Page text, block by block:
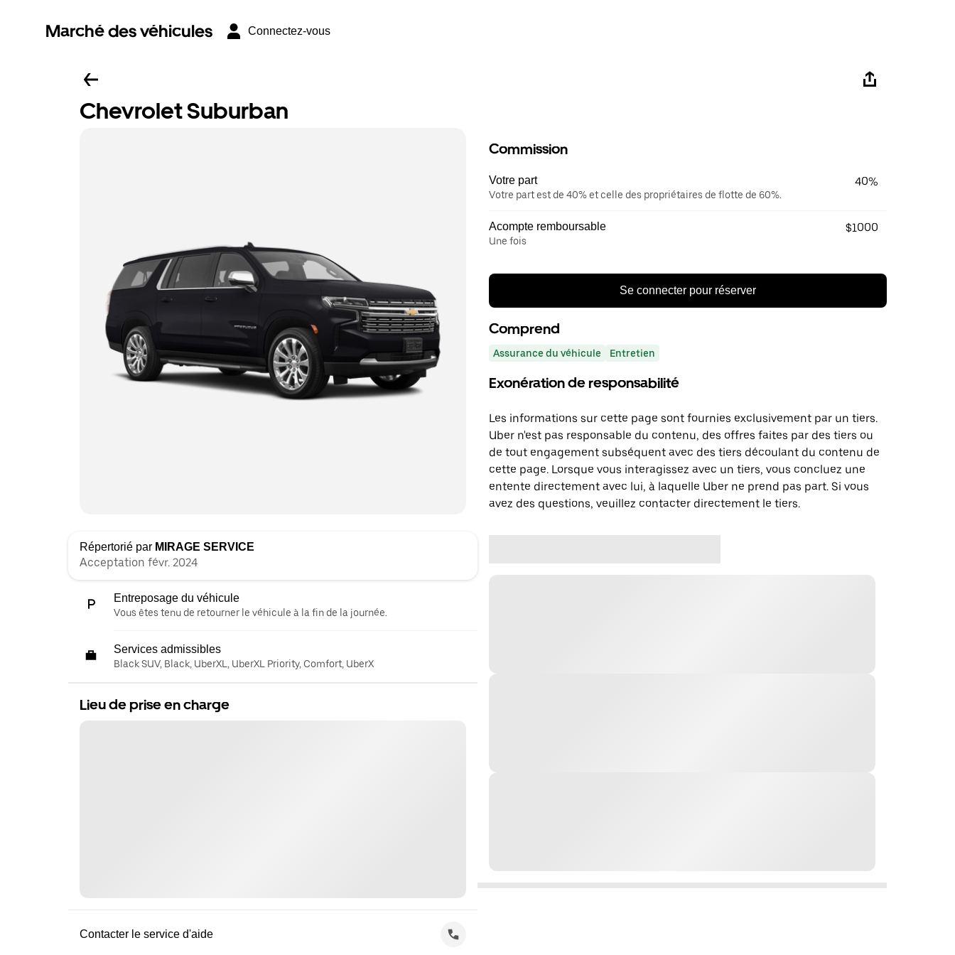
Marché des véhicules Connectez-vous
Chevrolet Suburban
Répertorié par MIRAGE SERVICE
Acceptation févr. 2024
Entreposage du véhicule
Vous êtes tenu de retourner le véhicule à la fin de la journée.
Services admissibles
Black SUV, Black, UberXL, UberXL Priority, Comfort, UberX
Lieu de prise en charge
Contacter le service d'aide
Commission
Votre part
Votre part est de 40% et celle des propriétaires de flotte de 60%.
40%
Acompte remboursable
Une fois
$1000
Se connecter pour réserver
Comprend
Assurance du véhicule Entretien
Exonération de responsabilité
Les informations sur cette page sont fournies exclusivement par un tiers.
Uber n'est pas responsable du contenu, des offres faites par des tiers ou
de tout engagement subséquent avec des tiers découlant du contenu de
cette page. Lorsque vous interagissez avec un tiers, vous concluez une
entente directement avec lui, à laquelle Uber ne prend pas part. Si vous
avez des questions, veuillez contacter directement le tiers.